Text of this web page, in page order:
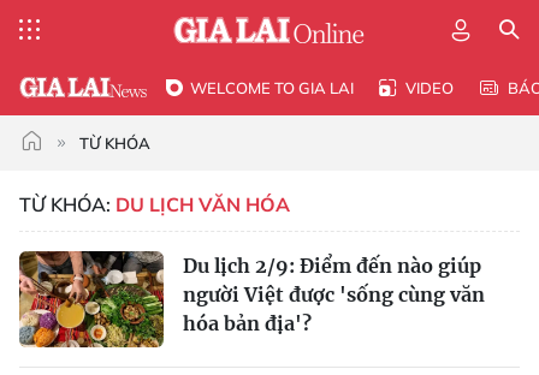
WELCOME TO GIA LAI VIDEO
TỪ KHÓA
TỪ KHÓA: DU LỊCH VĂN HÓA
Du lịch 2/9: Điểm đến nào giúp
người Việt được 'sống cùng văn
hóa bản địa'?